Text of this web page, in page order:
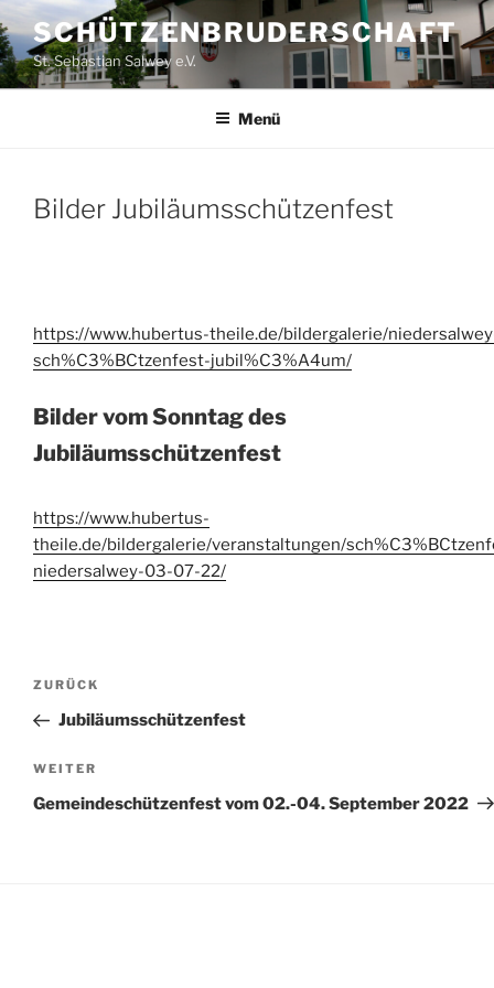
Zum
Inhalt
springen
SCHÜTZENBRUDERSCHAFT
St. Sebastian Salwey e.V.
Menü
Bilder Jubiläumsschützenfest
https://www.hubertus-theile.de/bildergalerie/
sch%C3%BCtzenfest-jubil%C3%A4um/
Bilder vom Sonntag des
Jubiläumsschützenfest
https://www.hubertus-
theile.de/bildergalerie/veranstaltungen/
niedersalwey-03-07-22/
Beitragsnavigation
Vorheriger
Beitrag
ZURÜCK
Jubiläumsschützenfest
Nächster
Beitrag
WEITER
Gemeindeschützenfest vom 02.-04. September 2022